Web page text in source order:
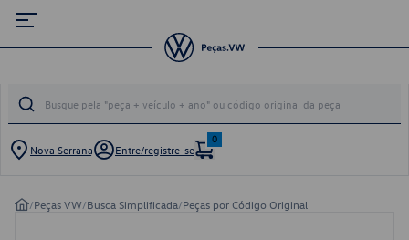
Nova Serrana Entre/registre-se
0
/Peças VW/Busca Simplificada/Peças por Código Original